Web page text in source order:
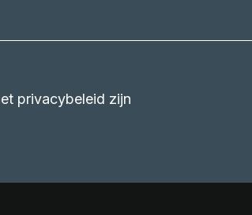
privacybeleid zijn